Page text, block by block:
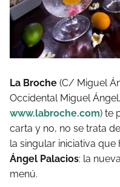
La Broche (C/ Miguel
Occidental Miguel
www.labroche.com) te
carta y no, no se trata
la singular iniciativa que
Ángel Palacios: la
menú.